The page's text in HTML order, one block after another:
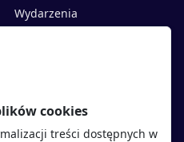
Wydarzenia
Polityka cookies
Polityka prywatności
cookies
treści dostępnych w